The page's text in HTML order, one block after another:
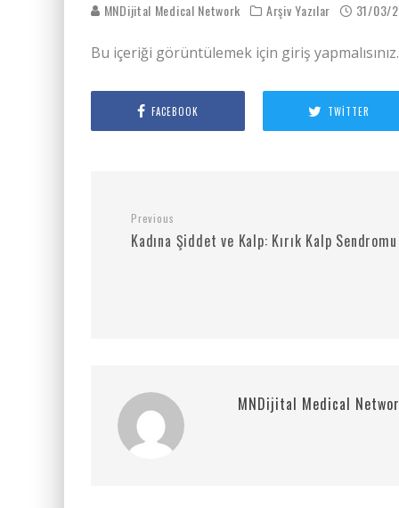
MNDijital Medical Network Arşiv Yazılar 31/03/
Bu içeriği görüntülemek için giriş
FACEBOOK TWITTER
Previous
Kadına Şiddet ve Kalp: Kırık Kalp Sendromu
MNDijital Medical